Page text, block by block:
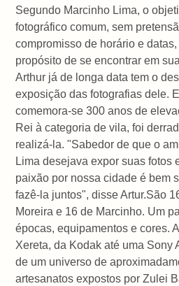
Segundo Marcinho Lima, o
fotográfico comum, sem
compromisso de horário e
propósito de se encontrar em
Arthur já de longa data tem o
exposição das fotografias dele.
comemora-se 300 anos de
Rei à categoria de vila, foi
realizá-la. "Sabedor de que o
Lima desejava expor suas fotos
paixão por nossa cidade é bem
fazê-la juntos", disse Artur.São
Moreira e 16 de Marcinho. Um
épocas, equipamentos e cores.
Xereta, da Kodak até uma Sony
de um universo de
artesanatos expostos por Zulei